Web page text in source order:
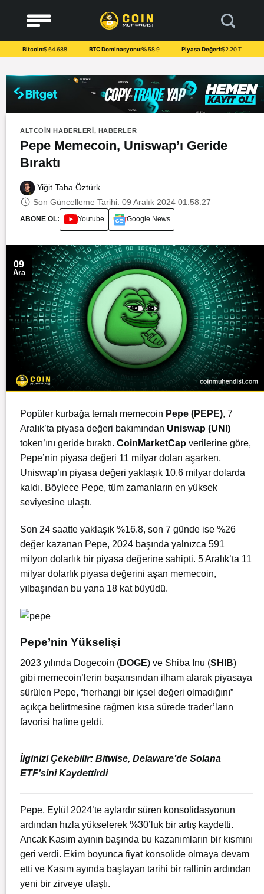
content
Bitcoin:$ 64.688 BTC Dominasyonu:% 58.9 Piyasa Değeri:$2.20 T
ALTCOIN HABERLERI, HABERLER
Pepe Memecoin, Uniswap’ı Geride
Bıraktı
Yiğit Taha Öztürk
Son Güncelleme Tarihi: 09 Aralık 2024 01:58:27
ABONE OL: Youtube Google News
09
Ara
Popüler kurbağa temalı memecoin Pepe (PEPE), 7
Aralık’ta piyasa değeri bakımından Uniswap (UNI)
token’ını geride bıraktı. CoinMarketCap verilerine göre,
Pepe’nin piyasa değeri 11 milyar doları aşarken,
Uniswap’ın piyasa değeri yaklaşık 10.6 milyar dolarda
kaldı. Böylece Pepe, tüm zamanların en yüksek
seviyesine ulaştı.
Son 24 saatte yaklaşık %16.8, son 7 günde ise %26
değer kazanan Pepe, 2024 başında yalnızca 591
milyon dolarlık bir piyasa değerine sahipti. 5 Aralık’ta 11
milyar dolarlık piyasa değerini aşan memecoin,
yılbaşından bu yana 18 kat büyüdü.
Pepe’nin Yükselişi
2023 yılında Dogecoin (DOGE) ve Shiba Inu (SHIB)
gibi memecoin’lerin başarısından ilham alarak piyasaya
sürülen Pepe, “herhangi bir içsel değeri olmadığını”
açıkça belirtmesine rağmen kısa sürede trader’ların
favorisi haline geldi.
İlginizi Çekebilir: Bitwise, Delaware’de Solana
ETF’sini Kaydettirdi
Pepe, Eylül 2024’te aylardır süren konsolidasyonun
ardından hızla yükselerek %30’luk bir artış kaydetti.
Ancak Kasım ayının başında bu kazanımların bir kısmını
geri verdi. Ekim boyunca fiyat konsolide olmaya devam
etti ve Kasım ayında başlayan tarihi bir rallinin ardından
yeni bir zirveye ulaştı.